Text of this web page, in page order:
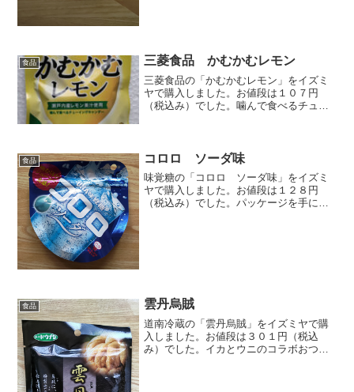
食品 三菱食品 かむかむレモン
三菱食品の「かむかむレモン」をイズミ
ヤで購入しました。お値段は１０７円
（税込み）でした。噛んで食べるチュー
す。半分に切るとこんな感じ...
食品 コロロ ソーダ味
味覚糖の「コロロ ソーダ味」をイズミ
ヤで購入しました。お値段は１２８円
（税込み）でした。パッケージを手にし
食品 雲丹烏賊
道南冷蔵の「雲丹烏賊」をイズミヤで購
入しました。お値段は３０１円（税込
み）でした。イカとウニのコラボおつま